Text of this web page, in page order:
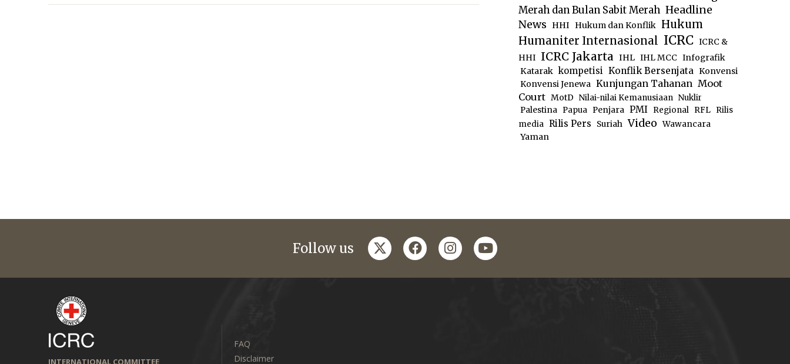
Merah dan Bulan Sabit Merah Headline
News
HHI Hukum dan Konflik Hukum
Humaniter Internasional ICRC ICRC &
HHI ICRC Jakarta IHL IHL MCC Infografik
Katarak kompetisi Konflik Bersenjata Konvensi
Konvensi Jenewa Kunjungan Tahanan Moot
Court MotD Nilai-nilai Kemanusiaan Nuklir
Palestina
Papua Penjara PMI Regional RFL
Rilis
media Rilis Pers Suriah Video Wawancara
Yaman
Follow us twitterfacebookinstagram
youtube
INTERNATIONAL COMMITTEE
FAQ
Disclaimer